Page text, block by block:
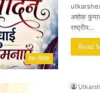
देश-विदेश
अशोक
राष्ट्रीय…
Read